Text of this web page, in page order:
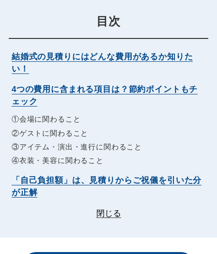
目次
結婚式の見積りにはどんな費用があるか知りた
い！
4つの費用に含まれる項目は？節約ポイントもチ
ェック
①会場に関わること
②ゲストに関わること
③アイテム・演出・進行に関わること
④衣装・美容に関わること
「自己負担額」は、見積りからご祝儀を引いた分
が正解
閉じる